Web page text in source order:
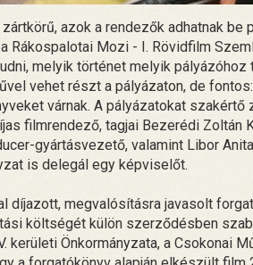
azok a rendezők adhatnak
Rákospalotai Mozi - I. Rövidfilm
melyik történet melyik
vehet részt a pályázaton, de
várnak. A pályázatokat
filmrendező, tagjai Bezerédi Zoltán
gyártásvezető, valamint Libor
is delegál egy képviselőt.
díjazott, megvalósításra javasolt
költségét külön szerződésben
kerületi Önkormányzata, a Csokonai